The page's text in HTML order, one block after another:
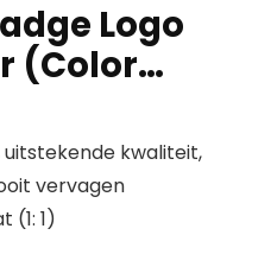
Logo
(Color…
kwaliteit,
vervagen
(1: 1)